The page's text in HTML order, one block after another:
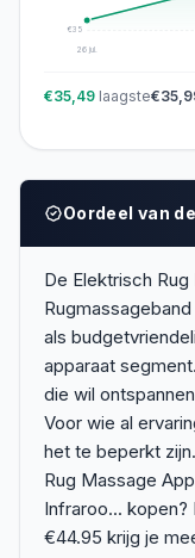
€35
26 jul.
€35,49 laagste
Oordeel van
De Elektrisch
als
apparaat
die wil
Voor wie al
het te beperkt
Rug Massage
Infraroo...
€44.95 krijg je